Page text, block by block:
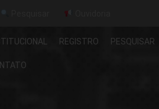
REGISTRO PESQUISAR